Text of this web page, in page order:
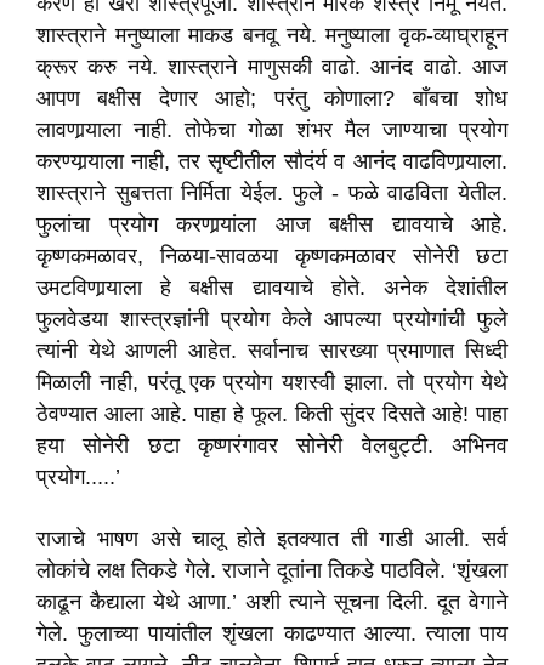
शास्त्राने मनुष्याला माकड बनवू नये. मनुष्याला वृक-व्याघ्राहून
क्रूर करु नये. शास्त्राने माणुसकी वाढो. आनंद वाढो. आज
आपण बक्षीस देणार आहो; परंतु कोणाला? बाँबचा शोध
लावणार्‍याला नाही. तोफेचा गोळा शंभर मैल जाण्याचा प्रयोग
करण्यार्‍याला नाही, तर सृष्टीतील सौदंर्य व आनंद वाढविणार्‍याला.
शास्त्राने सुबत्तता निर्मिता येईल. फुले - फळे वाढविता येतील.
फुलांचा प्रयोग करणार्‍यांला आज बक्षीस द्यावयाचे आहे.
कृष्णकमळावर, निळया-सावळया कृष्णकमळावर सोनेरी छटा
उमटविणार्‍याला हे बक्षीस द्यावयाचे होते. अनेक देशांतील
फुलवेडया शास्त्रज्ञांनी प्रयोग केले आपल्या प्रयोगांची फुले
त्यांनी येथे आणली आहेत. सर्वानाच सारख्या प्रमाणात सिध्दी
मिळाली नाही, परंतू एक प्रयोग यशस्वी झाला. तो प्रयोग येथे
ठेवण्यात आला आहे. पाहा हे फूल. किती सुंदर दिसते आहे! पाहा
हया सोनेरी छटा कृष्णरंगावर सोनेरी वेलबुट्टी. अभिनव
प्रयोग.....’
राजाचे भाषण असे चालू होते इतक्यात ती गाडी आली. सर्व
लोकांचे लक्ष तिकडे गेले. राजाने दूतांना तिकडे पाठविले. ‘शृंखला
काढून कैद्याला येथे आणा.’ अशी त्याने सूचना दिली. दूत वेगाने
गेले. फुलाच्या पायांतील शृंखला काढण्यात आल्या. त्याला पाय